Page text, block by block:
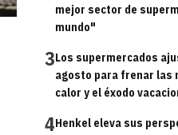
mejor sector de
mundo"
3Los supermercados
agosto para frenar las
calor y el éxodo
4Henkel eleva sus